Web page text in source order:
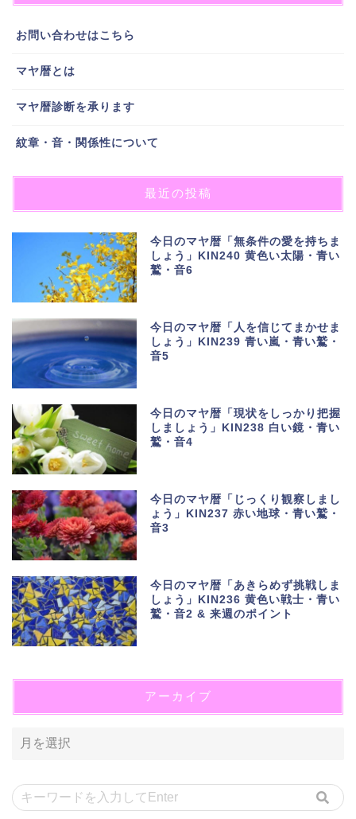
お問い合わせはこちら
マヤ暦とは
マヤ暦診断を承ります
紋章・音・関係性について
最近の投稿
今日のマヤ暦「無条件の愛を持ちま
しょう」KIN240 黄色い太陽・青い
鷲・音6
今日のマヤ暦「人を信じてまかせま
しょう」KIN239 青い嵐・青い鷲・
音5
今日のマヤ暦「現状をしっかり把握
しましょう」KIN238 白い鏡・青い
鷲・音4
今日のマヤ暦「じっくり観察しまし
ょう」KIN237 赤い地球・青い鷲・
音3
今日のマヤ暦「あきらめず挑戦しま
しょう」KIN236 黄色い戦士・青い
鷲・音2 & 来週のポイント
アーカイブ